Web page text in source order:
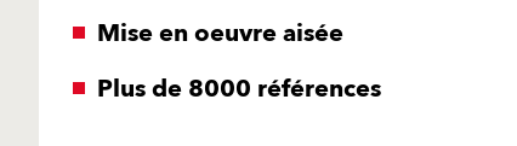
Mise en oeuvre aisée
Plus de 8000 références